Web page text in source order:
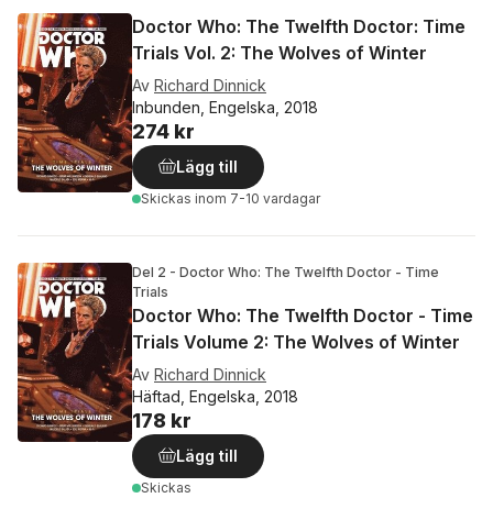
Doctor Who: The Twelfth Doctor: Time
Trials Vol. 2: The Wolves of Winter
Av Richard Dinnick
Inbunden, Engelska, 2018
274 kr
Lägg till
Skickas inom 7-10 vardagar
Del 2 - Doctor Who: The Twelfth Doctor - Time
Trials
Doctor Who: The Twelfth Doctor - Time
Trials Volume 2: The Wolves of Winter
Av Richard Dinnick
Häftad, Engelska, 2018
178 kr
Lägg till
Skickas